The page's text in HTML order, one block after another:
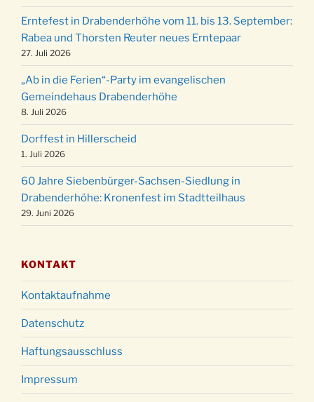
24.12.
Familiengottesdienst mit Krippenspiel im Ev.
Gemeindehaus um 15:00 Uhr
24.12. Familiengottesdienst in der FeG um 16 Uhr
24.12.
Weihnachtsgottesdienst in der Kirche um
15:00 Uhr
24.12.
Weihnachtsgottesdienst in der Kirche um
18:00 Uhr
24.12.
Christmette mit der ev. Jugend in der Kirche
um 23:00 Uhr
31.12.
Gottesdienst zu Silvester in der Kirche um
18:00 Uhr
Erntefest in Drabenderhöhe vom 11. bis 13. September:
Rabea und Thorsten Reuter neues Erntepaar
27. Juli 2026
„Ab in die Ferien“-Party im evangelischen
Gemeindehaus Drabenderhöhe
8. Juli 2026
Dorffest in Hillerscheid
1. Juli 2026
60 Jahre Siebenbürger-Sachsen-Siedlung in
Drabenderhöhe: Kronenfest im Stadtteilhaus
29. Juni 2026
KONTAKT
Kontaktaufnahme
Datenschutz
Haftungsausschluss
Impressum